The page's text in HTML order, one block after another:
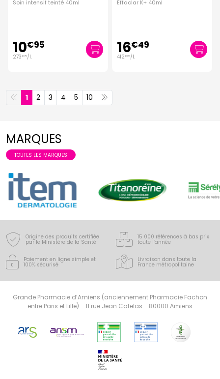
Soin intensif teinté 40ml
10€95
273€75/l.
Effaclar K+ 40ml
16€49
412€25/l.
1 2 3 4 5 10
MARQUES
TOUTES LES MARQUES
Origine des produits certifiée
par le Ministère de la Santé
15 000 références à bas prix
toute l’année
Paiement en ligne simple et
100% sécurisé
Livraison dans toute la
France métropolitaine
Grande Pharmacie d’Amiens (anciennement Pharmacie Fachon
entre Paris et Lille) - 11 rue Jean Catelas - 80000 Amiens